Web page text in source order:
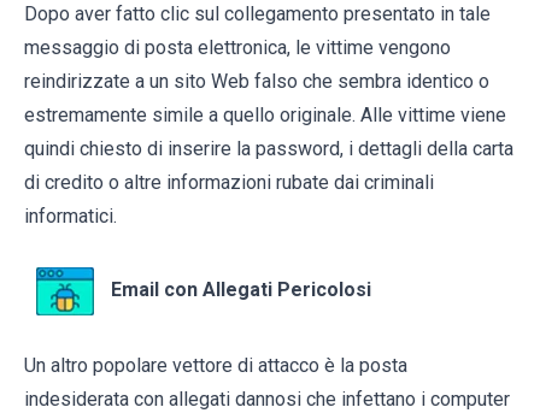
Dopo aver fatto clic sul collegamento presentato in tale
messaggio di posta elettronica, le vittime vengono
reindirizzate a un sito Web falso che sembra identico o
estremamente simile a quello originale. Alle vittime viene
quindi chiesto di inserire la password, i dettagli della carta
di credito o altre informazioni rubate dai criminali
informatici.
Email con Allegati Pericolosi
Un altro popolare vettore di attacco è la posta
indesiderata con allegati dannosi che infettano i computer